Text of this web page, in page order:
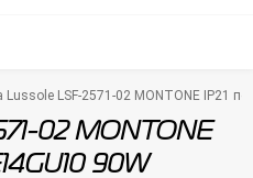
Lussole LSF-2571-02 MONTONE IP21
02 MONTONE
90W